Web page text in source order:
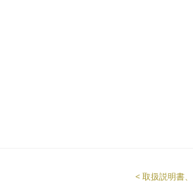
< 取扱説明書